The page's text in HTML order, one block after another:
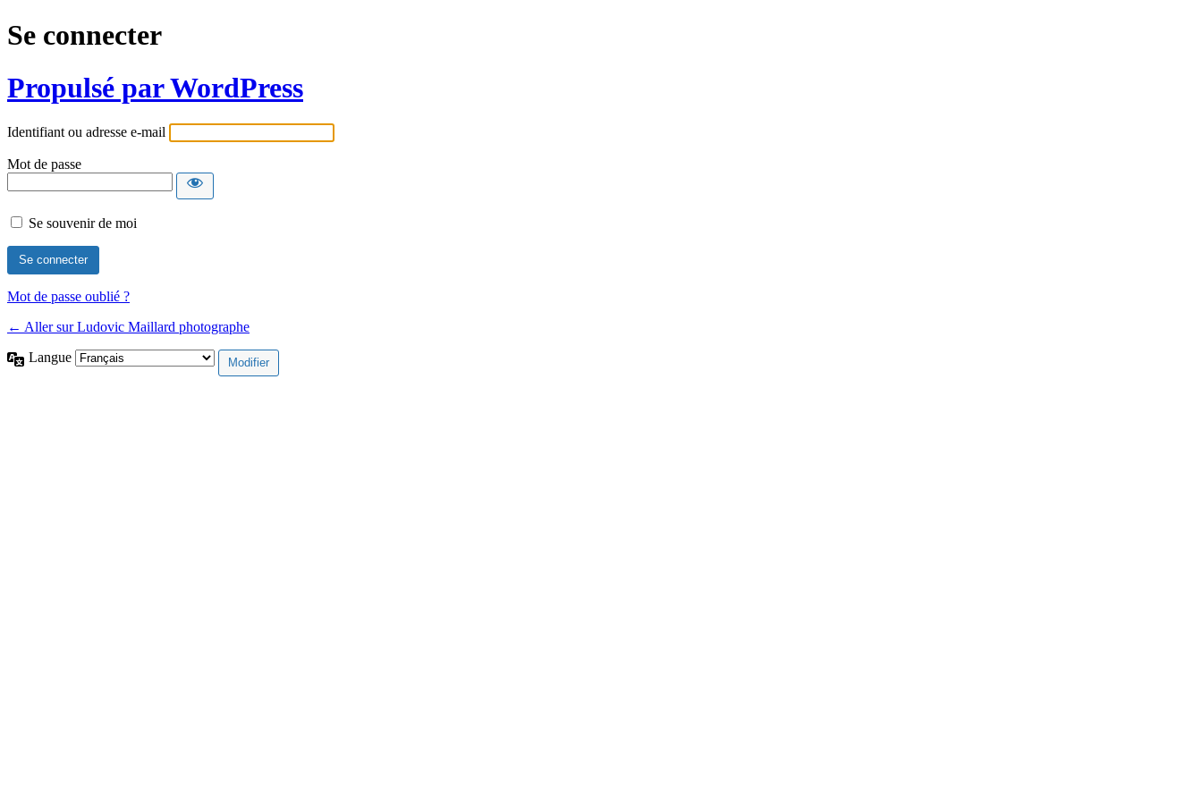
Se connecter
Propulsé par WordPress
Identifiant ou adresse e-mail
Mot de passe
Se souvenir de moi
Mot de passe oublié ?
← Aller sur Ludovic Maillard photographe
Langue